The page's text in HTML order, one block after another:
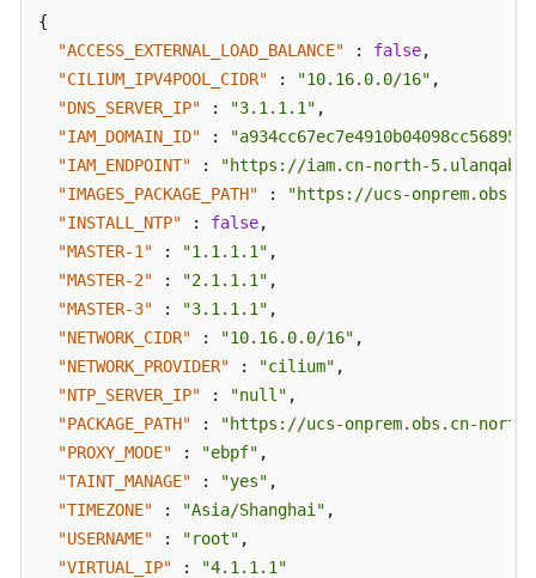
-
DeleteCluster
获
取
集
群
接
入
信
ShowClusterAccessInfo
创
建
集
群
策
略
{
"ACCESS_EXTERNAL_LOAD_BALANCE"
: false,
"CILIUM_IPV4POOL_CIDR"
: "10.16.0.0/16" ,
"DNS_SERVER_IP"
: "3.1.1.1" ,
"IAM_DOMAIN_ID"
:
"IAM_ENDPOINT"
:
"https://iam.cn-north-
"IMAGES_PACKAGE_PATH"
:
"https://ucs-
"INSTALL_NTP"
: false,
"MASTER-1"
: "1.1.1.1" ,
"MASTER-2"
: "2.1.1.1" ,
"MASTER-3"
: "3.1.1.1" ,
"NETWORK_CIDR"
: "10.16.0.0/16" ,
"NETWORK_PROVIDER"
: "cilium" ,
"NTP_SERVER_IP"
: "null" ,
"PACKAGE_PATH"
:
"https://ucs-onprem.obs.cn-north-
"PROXY_MODE"
: "ebpf" ,
"TAINT_MANAGE"
: "yes" ,
"TIMEZONE"
: "Asia/Shanghai" ,
"USERNAME"
: "root" ,
"VIRTUAL_IP"
:
"4.1.1.1"